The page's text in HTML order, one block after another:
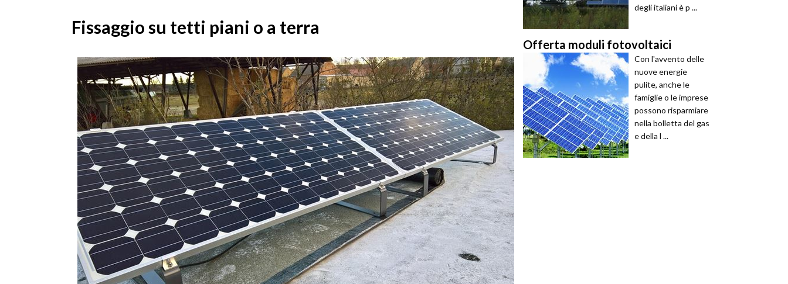
Fissaggio su tetti piani o a terra
degli italiani è p ...
Offerta moduli fotovoltaici
Con l'avvento delle
nuove energie
pulite, anche le
famiglie o le imprese
possono risparmiare
nella bolletta del gas
e della l ...